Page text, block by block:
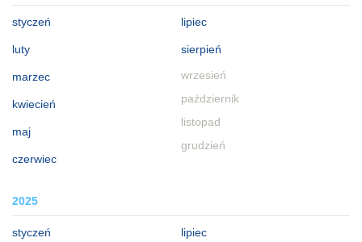
styczeń
luty
marzec
kwiecień
maj
czerwiec
lipiec
sierpień
wrzesień
październik
listopad
grudzień
2025
styczeń lipiec